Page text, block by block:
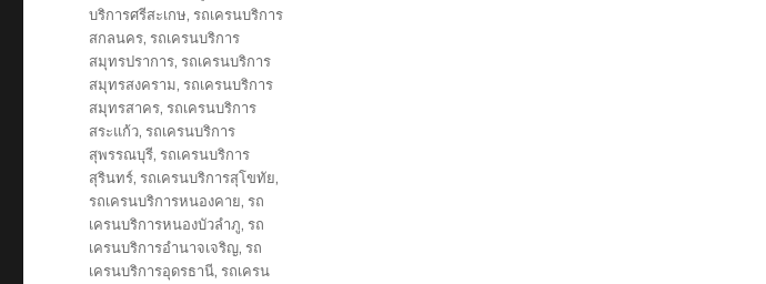
บริการศรีสะเกษ,รถเครนบริการ
สกลนคร,รถเครนบริการ
สมุทรปราการ,รถเครนบริการ
สมุทรสงคราม,รถเครนบริการ
สมุทรสาคร,รถเครนบริการ
สระแก้ว,รถเครนบริการ
สุพรรณบุรี,รถเครนบริการ
สุรินทร์,รถเครนบริการสุโขทัย,
รถเครนบริการหนองคาย,รถ
เครนบริการหนองบัวลำภู,รถ
เครนบริการอำนาจเจริญ,รถ
เครนบริการอุดรธานี,รถเครน